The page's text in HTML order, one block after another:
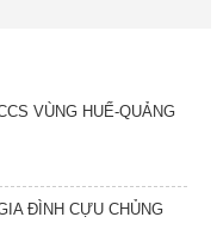
VÙNG HUẾ-QUẢNG
ĐÌNH CỰU CHỦNG